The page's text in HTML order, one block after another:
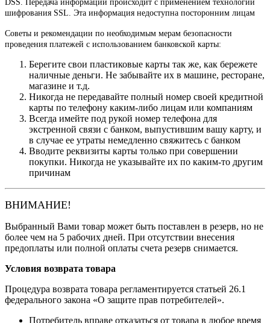
DSS. Передача информации происходит с применением технологии
шифрования SSL. Эта информация недоступна посторонним лицам
Советы и рекомендации по необходимым мерам безопасности
проведения платежей с использованием банковской карты:
Берегите свои пластиковые карты так же, как бережете
наличные деньги. Не забывайте их в машине, ресторане,
магазине и т.д.
Никогда не передавайте полный номер своей кредитной
карты по телефону каким-либо лицам или компаниям
Всегда имейте под рукой номер телефона для
экстренной связи с банком, выпустившим вашу карту, и
в случае ее утраты немедленно свяжитесь с банком
Вводите реквизиты карты только при совершении
покупки. Никогда не указывайте их по каким-то другим
причинам
ВНИМАНИЕ!
Выбранный Вами товар может быть поставлен в резерв, но не
более чем на 5 рабочих дней. При отсутствии внесения
предоплаты или полной оплаты счета резерв снимается.
Условия возврата товара
Процедура возврата товара регламентируется статьей 26.1
федерального закона «О защите прав потребителей».
Потребитель вправе отказаться от товара в любое время